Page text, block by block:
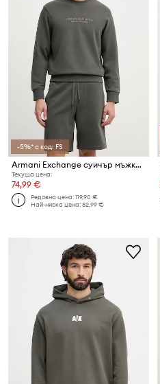
-5%* с код: FS
Armani Exchange суичър мъжки от памук
Текуща цена:
74,99 €
Редовна цена:119,90 €
Най-ниска цена:82,99 €